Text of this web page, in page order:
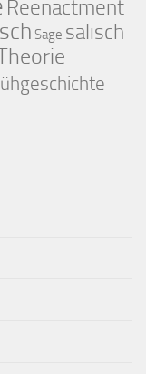
Reenactment
Sage salisch